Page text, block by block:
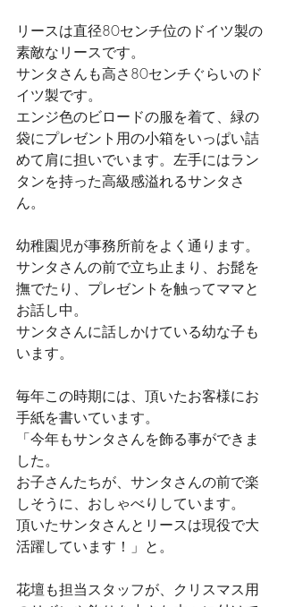
リースは直径80センチ位のドイツ製の
素敵なリースです。
サンタさんも高さ80センチぐらいのド
イツ製です。
エンジ色のビロードの服を着て、緑の
袋にプレゼント用の小箱をいっぱい詰
めて肩に担いでいます。左手にはラン
タンを持った高級感溢れるサンタさ
ん。
幼稚園児が事務所前をよく通ります。
サンタさんの前で立ち止まり、お髭を
撫でたり、プレゼントを触ってママと
お話し中。
サンタさんに話しかけている幼な子も
います。
毎年この時期には、頂いたお客様にお
手紙を書いています。
「今年もサンタさんを飾る事ができま
した。
お子さんたちが、サンタさんの前で楽
しそうに、おしゃべりしています。
頂いたサンタさんとリースは現役で大
活躍しています！」と。
花壇も担当スタッフが、クリスマス用